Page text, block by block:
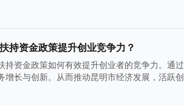
持资金政策提升创业竞争力？
持资金政策如何有效提升创业者的竞争力。通
增长与创新。从而推动昆明市经济发展，活跃